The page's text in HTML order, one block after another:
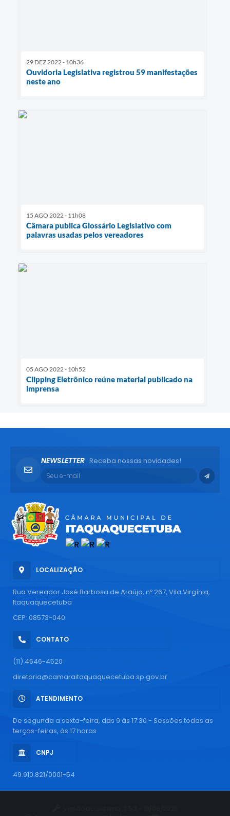
29 DEZ 2022 - 10h36
Ouvidoria Legislativa registrou 59 manifestações
neste ano
15 AGO 2022 - 11h08
Câmara publica Glossário Legislativo com
palavras usadas pelos vereadores
05 AGO 2022 - 10h52
Clipping Eletrônico reúne material publicado na
imprensa
LOCALIZAÇÃO
Rua Vereador José Barbosa de Araújo, nº 267, Vila Virgínia,
Itaquaquecetuba
CEP: 08573-040
CONTATO
(11) 4646-4520
diretoria@camaraitaquaquecetuba.sp.gov.br
ATENDIMENTO
De segunda a sexta-feira, das 9 às 17:30 - Sessões todas as
terças-feiras, às 17 horas
CNPJ
49.910.821/0001-54
NEWSLETTER Receba nossas novidades!